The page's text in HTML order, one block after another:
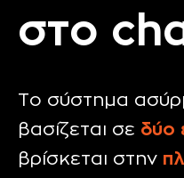
στο
Το σύστημα
βασίζεται σε δύο
βρίσκεται στην